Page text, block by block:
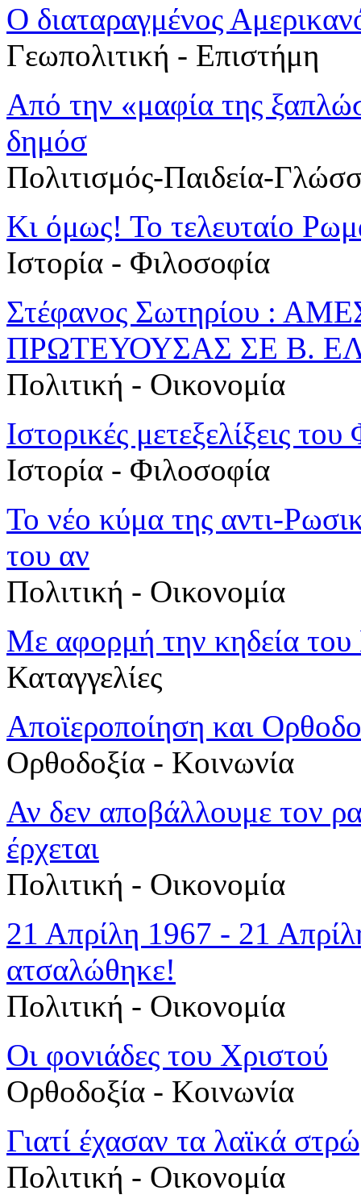
Ο διαταραγμένος
Γεωπολιτική - Επιστήμη
Από την «μαφία της
δημόσ
Πολιτισμός-Παιδεία-
Κι όμως! Το τελευταίο
Ιστορία - Φιλοσοφία
Στέφανος Σωτηρίου :
ΠΡΩΤΕΥΟΥΣΑΣ ΣΕ Β.
Πολιτική - Oικονομία
Ιστορικές μετεξελίξεις
Ιστορία - Φιλοσοφία
To νέο κύμα της αντι-
του αν
Πολιτική - Oικονομία
Με αφορμή την κηδεία
Καταγγελίες
Αποϊεροποίηση και
Ορθοδοξία - Κοινωνία
Αν δεν αποβάλλουμε τον
έρχεται
Πολιτική - Oικονομία
21 Απρίλη 1967 - 21
ατσαλώθηκε!
Πολιτική - Oικονομία
Οι φονιάδες του Χριστού
Ορθοδοξία - Κοινωνία
Γιατί έχασαν τα λαϊκά
Πολιτική - Oικονομία